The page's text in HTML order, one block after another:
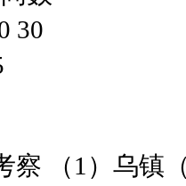
30
察 （1）乌镇